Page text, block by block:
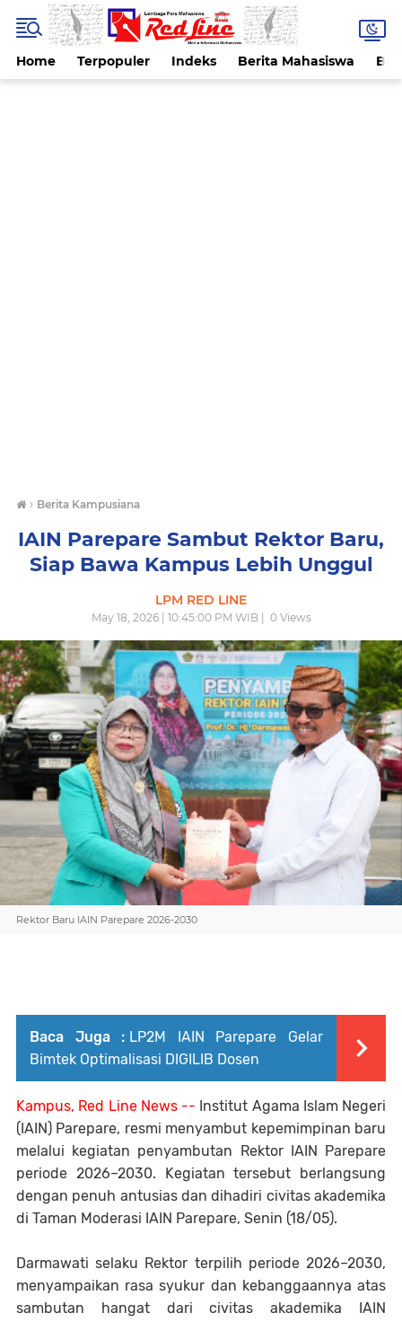
Home Terpopuler Indeks Berita Mahasiswa
› Berita Kampusiana
IAIN Parepare Sambut Rektor Baru,
Siap Bawa Kampus Lebih Unggul
LPM RED LINE
May 18, 2026 | 10:45:00 PM WIB | 0Views
Rektor Baru IAIN Parepare 2026-2030
Baca Juga : LP2M IAIN Parepare Gelar
Bimtek Optimalisasi DIGILIB Dosen
Kampus, Red Line News -- Institut Agama Islam Negeri
(IAIN) Parepare, resmi menyambut kepemimpinan baru
melalui kegiatan penyambutan Rektor IAIN Parepare
periode 2026–2030. Kegiatan tersebut berlangsung
dengan penuh antusias dan dihadiri civitas akademika
di Taman Moderasi IAIN Parepare, Senin (18/05).
Darmawati selaku Rektor terpilih periode 2026–2030,
menyampaikan rasa syukur dan kebanggaannya atas
sambutan hangat dari civitas akademika IAIN